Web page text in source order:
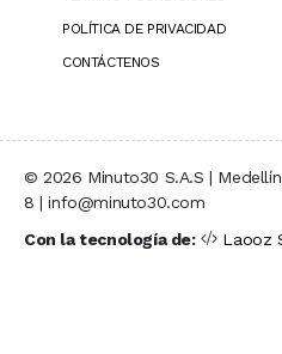
POLÍTICA DE PRIVACIDAD
CONTÁCTENOS
© 2026 Minuto30 S.A.S |
8 | info@minuto30.com
Con la tecnología de:
Laooz